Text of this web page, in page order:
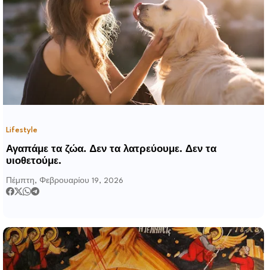
Lifestyle
Αγαπάμε τα ζώα. Δεν τα λατρεύουμε. Δεν τα
υιοθετούμε.
Πέμπτη, Φεβρουαρίου 19, 2026